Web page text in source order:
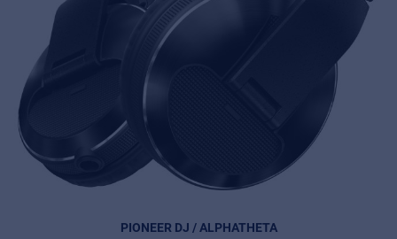
PIONEER DJ / ALPHATHETA